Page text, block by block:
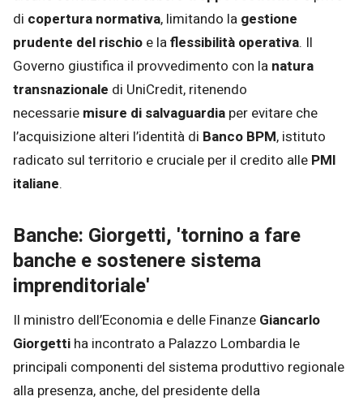
di copertura normativa, limitando la gestione
prudente del rischio e laflessibilità operativa. Il
Governo giustifica il provvedimento con la natura
transnazionale di UniCredit, ritenendo
necessarie misure di salvaguardia per evitare che
l’acquisizione alteri l’identità di Banco BPM, istituto
radicato sul territorio e cruciale per il credito alle PMI
italiane.
Banche: Giorgetti, 'tornino a fare
banche e sostenere sistema
imprenditoriale'
Il ministro dell’Economia e delle Finanze Giancarlo
Giorgetti ha incontrato a Palazzo Lombardia le
principali componenti del sistema produttivo regionale
alla presenza, anche, del presidente della